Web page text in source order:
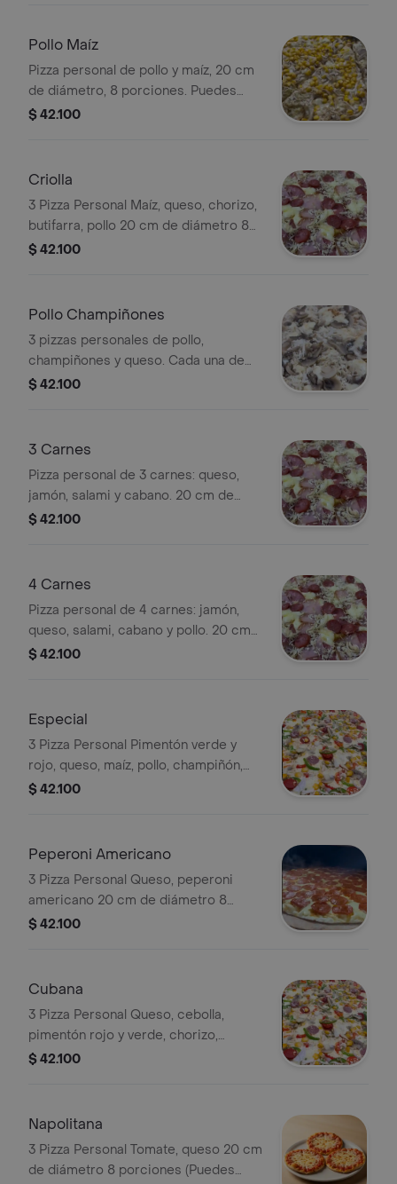
Pollo Maíz
Pizza personal de pollo y maíz, 20 cm
de diámetro, 8 porciones. Puedes
elegir otros 2 sabores.
$ 42.100
Criolla
3 Pizza Personal Maíz, queso, chorizo,
butifarra, pollo 20 cm de diámetro 8
porciones (Puedes seleccionar tus
$ 42.100
Pollo Champiñones
3 pizzas personales de pollo,
champiñones y queso. Cada una de
20 cm con 8 porciones. Puedes
$ 42.100
3 Carnes
Pizza personal de 3 carnes: queso,
jamón, salami y cabano. 20 cm de
diámetro, 8 porciones.
$ 42.100
4 Carnes
Pizza personal de 4 carnes: jamón,
queso, salami, cabano y pollo. 20 cm
de diámetro, 8 porciones. Puedes
$ 42.100
Especial
3 Pizza Personal Pimentón verde y
rojo, queso, maíz, pollo, champiñón,
chorizo, butifarra, cebolla 20 cm de
$ 42.100
Peperoni Americano
3 Pizza Personal Queso, peperoni
americano 20 cm de diámetro 8
porciones (Puedes seleccionar tus
$ 42.100
Cubana
3 Pizza Personal Queso, cebolla,
pimentón rojo y verde, chorizo,
butifarra, pollo, piña trocitos, uvas
otros sabores)
$ 42.100
Napolitana
3 Pizza Personal Tomate, queso 20 cm
de diámetro 8 porciones (Puedes